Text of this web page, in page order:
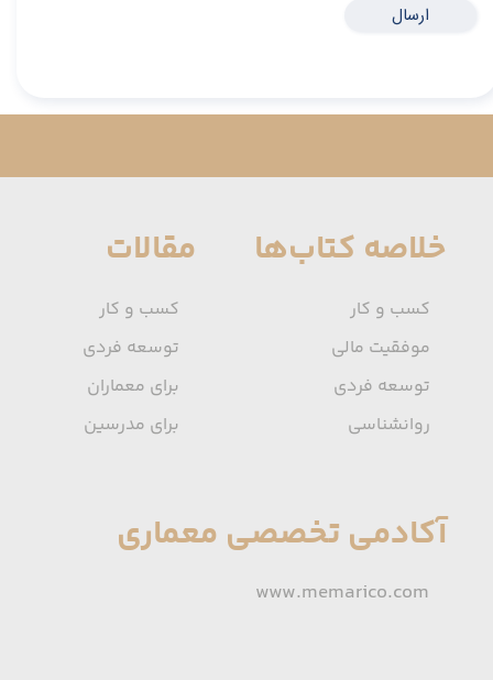
ارسال
خلاصه کتاب‌ها
کسب و کار
موفقیت مالی
توسعه فردی
روانشناسی
مقالات
آکادمی تخصصی معماری
www.memarico.com
کسب و کار
توسعه فردی
برای معماران
برای مدرسین